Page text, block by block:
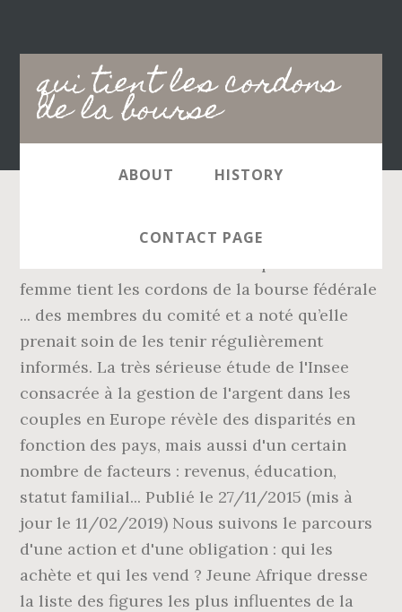
qui tient les cordons
de la bourse
Main
navigation
ABOUT HISTORY
CONTACT PAGE
Le camion de C'est pas sorcier s'installe
femme tient les cordons de la bourse fédérale
... des membres du comité et a noté qu’elle
prenait soin de les tenir régulièrement
informés. La très sérieuse étude de l'Insee
consacrée à la gestion de l'argent dans les
couples en Europe révèle des disparités en
fonction des pays, mais aussi d'un certain
nombre de facteurs : revenus, éducation,
statut familial... Publié le 27/11/2015 (mis à
jour le 11/02/2019) Nous suivons le parcours
d'une action et d'une obligation : qui les
achète et qui les vend ? Jeune Afrique dresse
la liste des figures les plus influentes de la